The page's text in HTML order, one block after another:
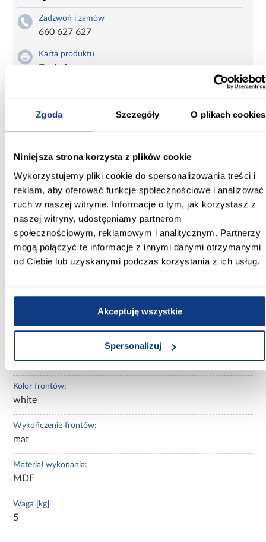
Zgoda Szczegóły O plikach cookies
Niniejsza strona korzysta z plików cookie
Wykorzystujemy pliki cookie do spersonalizowania treści i
reklam, aby oferować funkcje społecznościowe i analizować
ruch w naszej witrynie. Informacje o tym, jak korzystasz z
naszej witryny, udostępniamy partnerom
społecznościowym, reklamowym i analitycznym. Partnerzy
mogą połączyć te informacje z innymi danymi otrzymanymi
od Ciebie lub uzyskanymi podczas korzystania z ich usług.
Akceptuję wszystkie
Spersonalizuj
Zadzwoń i zamów
660 627 627
Karta produktu
Drukuj
Informacje Transport Informacje o
Grubość (cm):
1,6
Producent:
Merkury Market
Quantum
Kolor frontów:
white
Wykończenie frontów:
mat
Materiał wykonania:
MDF
Waga [kg]:
5